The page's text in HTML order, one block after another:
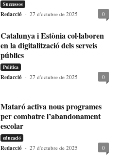
Successos
Redacció - 27 d'octubre de 2025 0
Catalunya i Estònia col·laboren
en la digitalització dels serveis
públics
Política
Redacció - 27 d'octubre de 2025 0
Mataró activa nous programes
per combatre l’abandonament
escolar
educació
Redacció - 27 d'octubre de 2025 0